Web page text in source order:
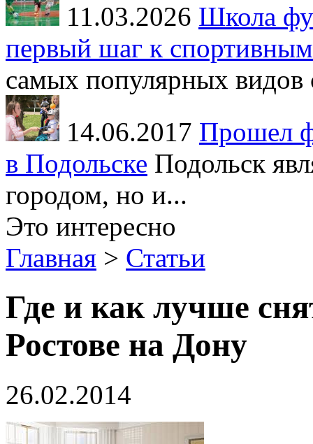
11.03.2026 Школа
первый шаг к
самых популярных видов
14.06.2017 Прошел
в Подольске Подольск
городом, но и...
Это интересно
Главная > Статьи
Где и как лучше
Ростове на Дону
26.02.2014